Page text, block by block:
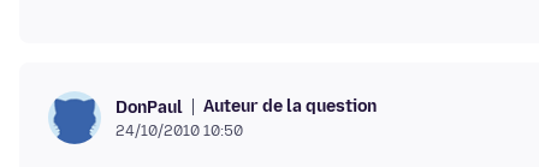
DonPaul Auteur de la question
24/10/2010 10:50